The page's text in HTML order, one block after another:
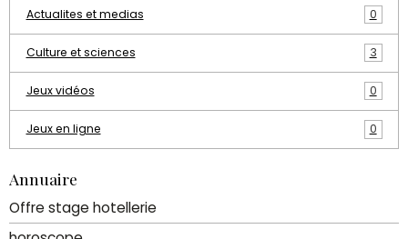
Actualites et medias 0
Culture et sciences 3
Jeux vidéos 0
Jeux en ligne 0
Annuaire
Offre stage hotellerie